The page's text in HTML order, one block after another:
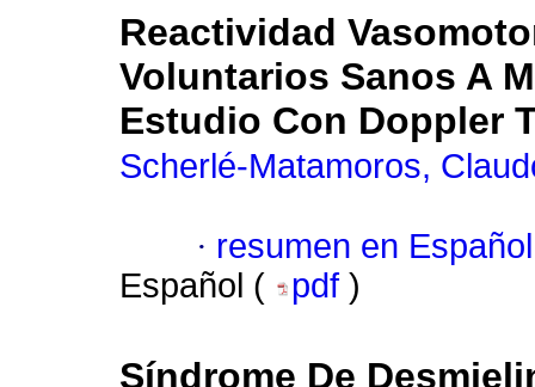
Reactividad
Voluntarios Sanos A
Estudio Con Doppler
Scherlé-Matamoros,
· resumen en Español
Español (
pdf )
Síndrome De